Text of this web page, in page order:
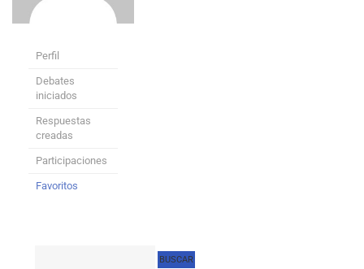
Perfil
Debates
iniciados
Respuestas
creadas
Participaciones
Favoritos